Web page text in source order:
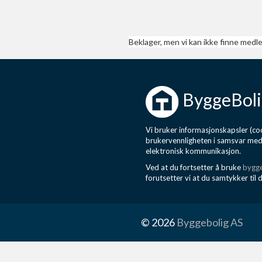
Beklager, men vi kan ikke finne
Vi bruker informasjonskapsler
brukervennligheten i samsvar
elektronisk kommunikasjon.
Ved at du fortsetter å bruke
forutsetter vi at du samtykker til
© 2026 Byggebolig AS